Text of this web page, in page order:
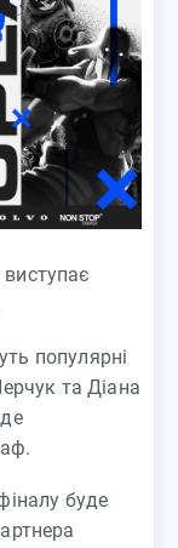
популярні
та Діана
буде